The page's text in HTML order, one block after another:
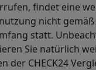
findet eine
nicht gemäß
statt.
Sie natürlich
der CHECK24